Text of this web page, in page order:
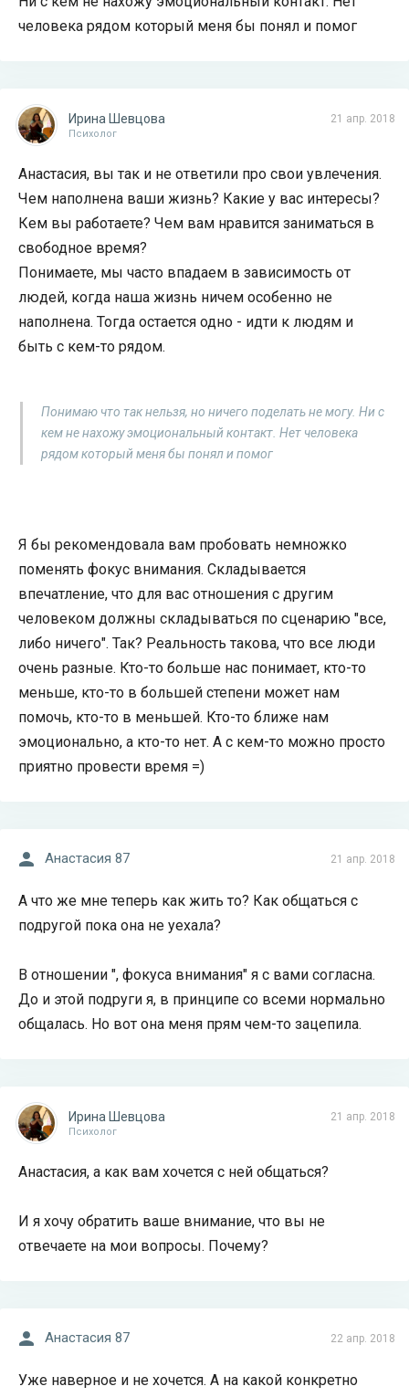
человека рядом который меня бы понял и помог
21 апр. 2018
Ирина Шевцова
Психолог
Анастасия, вы так и не ответили про свои увлечения.
Чем наполнена ваши жизнь? Какие у вас интересы?
Кем вы работаете? Чем вам нравится заниматься в
свободное время?
Понимаете, мы часто впадаем в зависимость от
людей, когда наша жизнь ничем особенно не
наполнена. Тогда остается одно - идти к людям и
быть с кем-то рядом.
Понимаю что так нельзя, но ничего поделать не могу. Ни с
кем не нахожу эмоциональный контакт. Нет человека
рядом который меня бы понял и помог
Я бы рекомендовала вам пробовать немножко
поменять фокус внимания. Складывается
впечатление, что для вас отношения с другим
человеком должны складываться по сценарию "все,
либо ничего". Так? Реальность такова, что все люди
очень разные. Кто-то больше нас понимает, кто-то
меньше, кто-то в большей степени может нам
помочь, кто-то в меньшей. Кто-то ближе нам
эмоционально, а кто-то нет. А с кем-то можно просто
приятно провести время =)
21 апр. 2018
Анастасия 87
А что же мне теперь как жить то? Как общаться с
подругой пока она не уехала?
В отношении ", фокуса внимания" я с вами согласна.
До и этой подруги я, в принципе со всеми нормально
общалась. Но вот она меня прям чем-то зацепила.
21 апр. 2018
Ирина Шевцова
Психолог
Анастасия, а как вам хочется с ней общаться?
И я хочу обратить ваше внимание, что вы не
отвечаете на мои вопросы. Почему?
22 апр. 2018
Анастасия 87
Уже наверное и не хочется. А на какой конкретно